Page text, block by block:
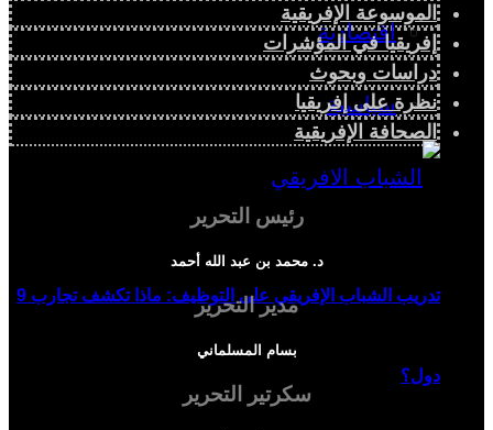
اقتصادية
سياسية
تدريب الشباب الإفريقي على التوظيف: ماذا تكشف تجارب 9
دول؟
الموسوعة الإفريقية
إفريقيا في المؤشرات
دراسات وبحوث
نظرة على إفريقيا
الصحافة الإفريقية
رئيس التحرير
د. محمد بن عبد الله أحمد
مدير التحرير
بسام المسلماني
سكرتير التحرير